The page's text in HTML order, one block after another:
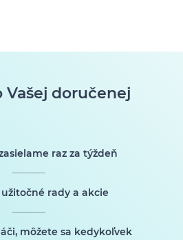
Vašej doručenej
raz za týždeň
rady a akcie
môžete sa kedykoľvek